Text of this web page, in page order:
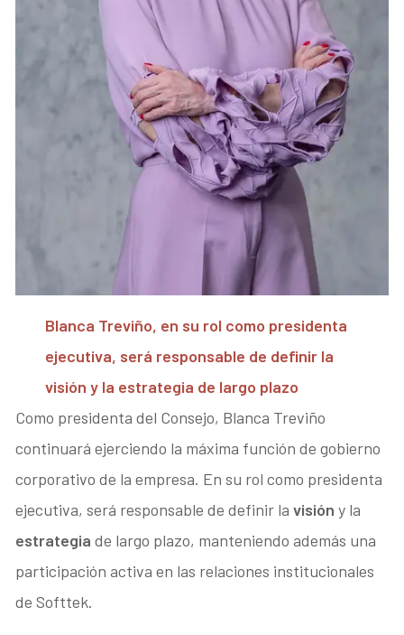
Blanca Treviño, en su rol como presidenta
ejecutiva, será responsable de definir la
visión y la estrategia de largo plazo
Como presidenta del Consejo, Blanca Treviño
continuará ejerciendo la máxima función de gobierno
corporativo de la empresa. En su rol como presidenta
ejecutiva, será responsable de definir lavisióny la
estrategiade largo plazo, manteniendo además una
participación activa en las relaciones institucionales
de Softtek.